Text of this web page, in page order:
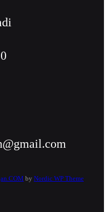
by Nordic WP Theme